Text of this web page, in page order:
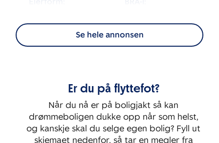
Etasje:
Se hele annonsen
Er du på flyttefot?
Når du nå er på boligjakt så kan
drømmeboligen dukke opp når som helst,
og kanskje skal du selge egen bolig? Fyll ut
skjemaet nedenfor, så tar en megler fra